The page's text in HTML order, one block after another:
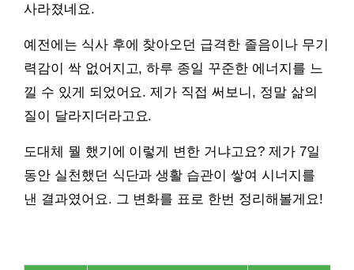
사라졌네요.
예전에는 식사 후에 찾아오던 급격한 졸음이나 무기
력감이 싹 없어지고, 하루 종일 꾸준한 에너지를 느
낄 수 있게 되었어요. 제가 직접 써보니, 정말 삶의
질이 달라지더라고요.
도대체 뭘 했기에 이렇게 변한 거냐고요? 제가 7일
동안 실천했던 식단과 생활 습관이 쌓여 시너지를
낸 결과였어요. 그 변화를 표로 한번 정리해볼게요!